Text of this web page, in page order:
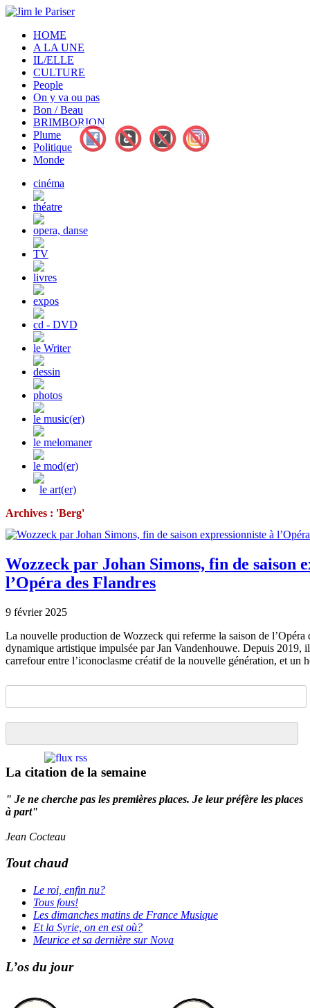
HOME
A LA UNE
IL/ELLE
CULTURE
People
On y va ou pas
Bon / Beau
BRIMBORION
Plume
Politique
Monde
cinéma
théatre
opera, danse
TV
livres
expos
cd - DVD
le Writer
dessin
photos
le music(er)
le melomaner
le mod(er)
le art(er)
Archives : 'Berg'
Wozzeck par Johan Simons, fin de saison
l’Opéra des Flandres
9 février 2025
La nouvelle production de Wozzeck qui referme la saison de l’Opéra
dynamique artistique impulsée par Jan Vandenhouwe. Depuis 2019,
carrefour entre l’iconoclasme créatif de la nouvelle génération, et un
La citation de la semaine
" Je ne cherche pas les premières places. Je leur préfère les places
à part"
Jean Cocteau
Tout chaud
Le roi, enfin nu?
Tous fous!
Les dimanches matins de France Musique
Et la Syrie, on en est où?
Meurice et sa dernière sur Nova
L’os du jour